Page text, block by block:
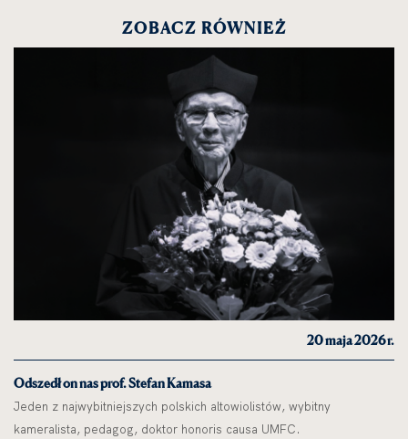
ZOBACZ RÓWNIEŻ
20 maja 2026 r.
Odszedł on nas prof. Stefan Kamasa
Jeden z najwybitniejszych polskich altowiolistów, wybitny
kameralista, pedagog, doktor honoris causa UMFC.